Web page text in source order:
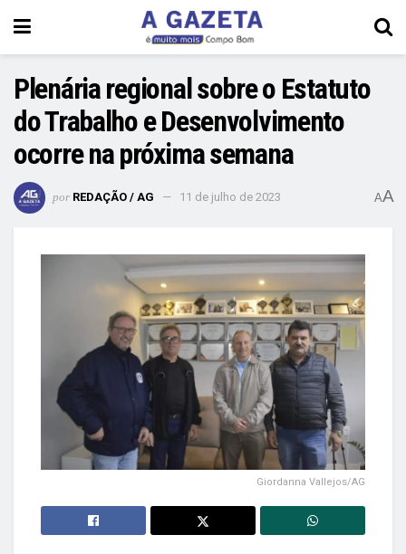
Plenária regional sobre o Estatuto
do Trabalho e Desenvolvimento
ocorre na próxima semana
por REDAÇÃO / AG 11 de julho de 2023 AA
Giordanna Vallejos/AG